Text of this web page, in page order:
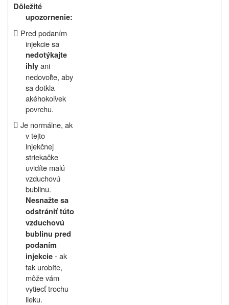
Dôležité
upozornenie:
 Pred podaním
injekcie sa
nedotýkajte
ihly ani
nedovoľte, aby
sa dotkla
akéhokoľvek
povrchu.
 Je normálne, ak
v tejto
injekčnej
striekačke
uvidíte malú
vzduchovú
bublinu.
Nesnažte sa
odstrániť túto
vzduchovú
bublinu pred
podaním
injekcie‑ ak
tak urobíte,
môže vám
vytiecť trochu
lieku.